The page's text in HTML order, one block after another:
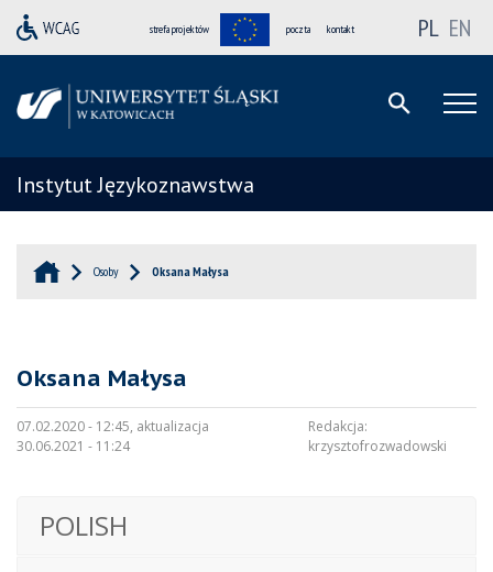
strefa projektów poczta kontakt PL EN
Instytut Językoznawstwa
Osoby Oksana Małysa
Oksana Małysa
07.02.2020 - 12:45, aktualizacja
30.06.2021 - 11:24
Redakcja:
krzysztofrozwadowski
POLISH